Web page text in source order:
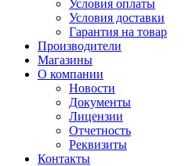
Условия оплаты
Условия доставки
Гарантия на товар
Производители
Магазины
О компании
Новости
Документы
Лицензии
Отчетность
Реквизиты
Контакты